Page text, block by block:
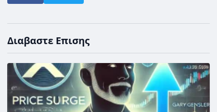
Διαβαστε Επισης